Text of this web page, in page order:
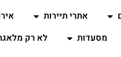
אתרי תיירות
מסעדות לא רק